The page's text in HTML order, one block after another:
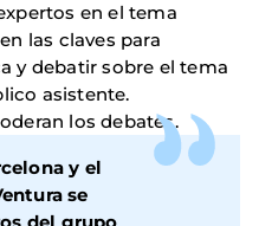
en el tema
las claves para
y debatir sobre el tema
asistente.
los debates.
y el
se